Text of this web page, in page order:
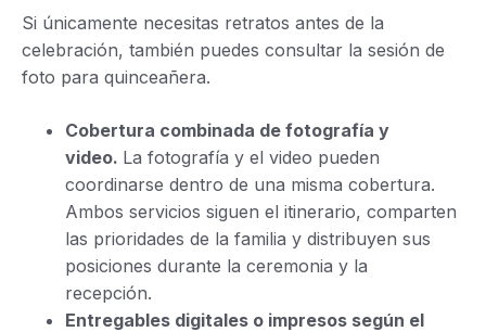
Si únicamente necesitas retratos antes de la
celebración, también puedes consultar la sesión de
foto para quinceañera.
Cobertura combinada de fotografía y
video. La fotografía y el video pueden
coordinarse dentro de una misma cobertura.
Ambos servicios siguen el itinerario, comparten
las prioridades de la familia y distribuyen sus
posiciones durante la ceremonia y la
recepción.
Entregables digitales o impresos según el